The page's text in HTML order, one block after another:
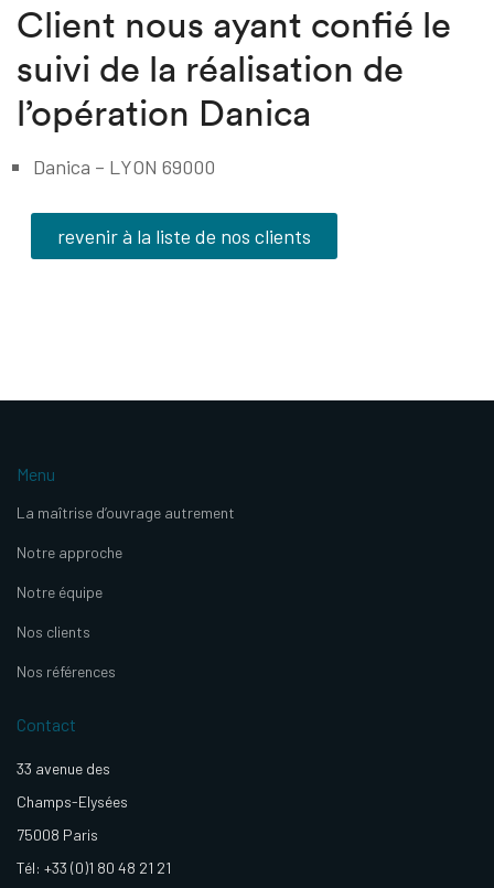
Client nous ayant confié le
suivi de la réalisation de
l’opération Danica
Danica – LYON 69000
revenir à la liste de nos clients
Menu
La maîtrise d’ouvrage autrement
Notre approche
Notre équipe
Nos clients
Nos références
Contact
33 avenue des
Champs-Elysées
75008 Paris
Tél: +33 (0)1 80 48 21 21